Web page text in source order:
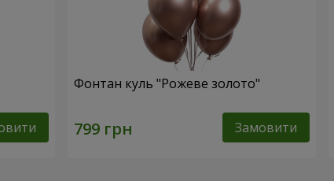
Фонтан куль "Рожеве золото"
Замовити